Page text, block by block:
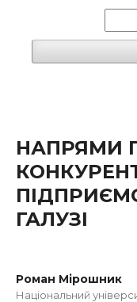
НАПРЯМИ
ГАЛУЗІ
Роман Мірошник
Національний